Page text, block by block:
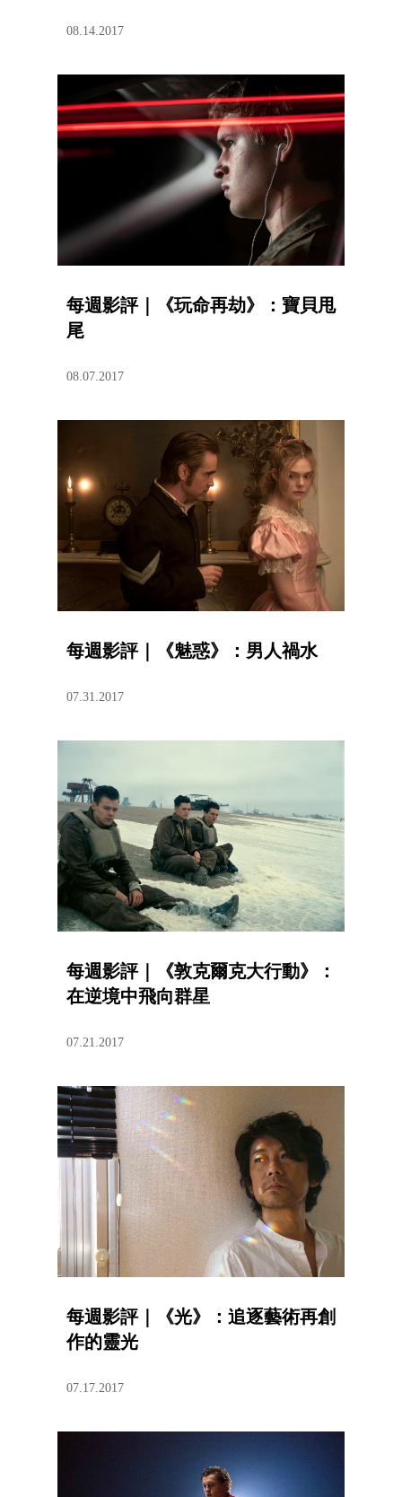
08.14.2017
每週影評｜《玩命再劫》：寶貝甩
尾
08.07.2017
每週影評｜《魅惑》：男人禍水
07.31.2017
每週影評｜《敦克爾克大行動》：
在逆境中飛向群星
07.21.2017
每週影評｜《光》：追逐藝術再創
作的靈光
07.17.2017